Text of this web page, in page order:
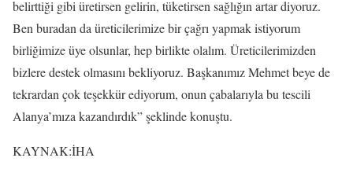
belirttiği gibi üretirsen gelirin, tüketirsen sağlığın artar diyoruz.
Ben buradan da üreticilerimize bir çağrı yapmak istiyorum
birliğimize üye olsunlar, hep birlikte olalım. Üreticilerimizden
bizlere destek olmasını bekliyoruz. Başkanımız Mehmet beye de
tekrardan çok teşekkür ediyorum, onun çabalarıyla bu tescili
Alanya’mıza kazandırdık” şeklinde konuştu.
KAYNAK:İHA